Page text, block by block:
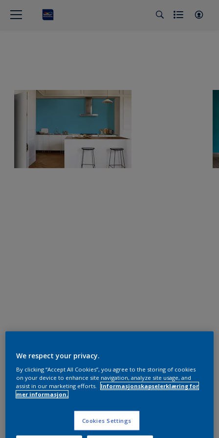
We respect your privacy.
By clicking “Accept All Cookies”, you agree to the storing of cookies
on your device to enhance site navigation, analyze site usage, and
assist in our marketing efforts.
Informasjonskapselerklæring for
mer informasjon.
Cookies Settings